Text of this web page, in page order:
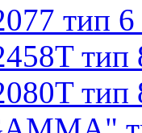
тип 6
тип
тип